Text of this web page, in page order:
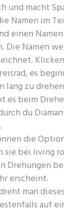
und macht
Namen im
einen
Die Namen
es
lang zu
es beim
du
die
sie bei living
Drehungen
erscheint.
man
auf